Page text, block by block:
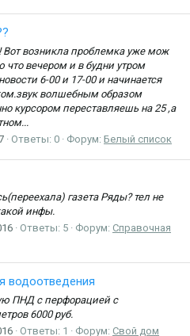
Вот возникла проблемка уже мож
что вечером и в будни утром
6-00 и 17-00 и начинается
волшебным образом
курсором переставляешь на 25 ,а
Ответы: 0 Форум: Белый список
газета Ряды? тел не
инфы.
Ответы: 5 Форум: Справочная
водоотведения
ПНД с перфорацией с
6000 руб.
Ответы: 1 Форум: Свой дом